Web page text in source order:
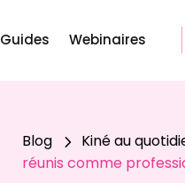
Guides Webinaires
Blog 5 Kiné au
réunis comme